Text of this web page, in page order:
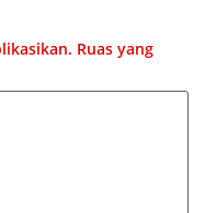
Ruas yang